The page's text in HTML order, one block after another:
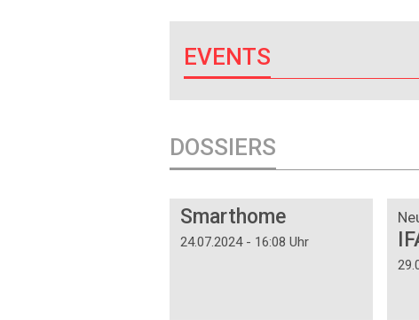
EVENTS
DOSSIERS
Smarthome
24.07.2024 - 16:08 Uhr